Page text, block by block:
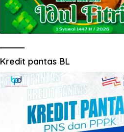
Kredit pantas BL